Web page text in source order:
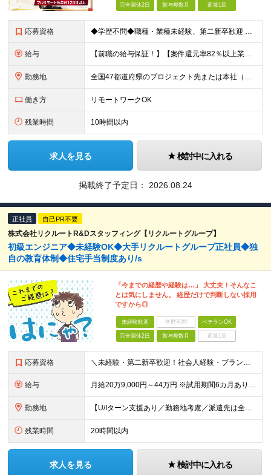
完全週休2日 賞与複数月 面接1回
応募資格 ◆学歴不問◆職種・業種未経験、第二新卒歓迎 【具体的には】 1ヶ月でも実務経験があれば尚◎ ※豊富な経験者は特に給与面で大きな優遇有 ＜経験浅めの方でも歓迎＞ ★以下「◎」いずれかに該当される
給与 【前職の給与保証！】【案件還元率82％以上業界最高水準！】【転職者の100%が収入UPを実現！】 ＼スキルに見合った収入を望む方は、ぜひ！／ 【経験1年未満の方】 月給23万円～35万円 ※月給には
勤務地 全国47都道府県のプロジェクト先または本社（新宿区） ◎勤務地は希望を考慮。転勤はありません。 ◎フルリモート(完全在宅勤務）多数あります。 ◎転職時にお引越しをご検討の際には引越し費用または住宅手
働き方 リモートワークOK
残業時間 10時間以内
求人を見る 検討中に入れる
掲載終了予定日： 2026.08.24
正社員 自己PR不要
株式会社リクルートR&Dスタッフィング【リクルートグループ】
初級エンジニア◆未経験OK◆大手リクルートグループ正社員◆独
自の教育体制◆住宅手当制度あり/s
「今までの経歴や経験は…」 大丈夫！そんなこ
とは気にしません。 経歴だけで判断しない採用
ですから◎
未経験歓迎 学歴不問 ベテランOK
完全週休2日 賞与複数月 面接1回
応募資格 ＼未経験・第二新卒歓迎！社会人経験・ブランクなども不問／ ◇ 高卒以上 ・将来性がありそうだと思ったから ・正社員としてしっかり稼ぎたい ・手に職つけたくて など志望理由は何でもOK！ 仕事は1から
給与 月給20万9,000円～44万円 ※試用期間6カ月あり（期間中の待遇に変更なし） ※経験・能力・前給を考慮の上、決定いたします ※時間外手当100％支給 ※派遣就業先が変更となる場合には、就業規則、
勤務地 【U/Iターン支援あり／勤務地考慮／派遣先は全国36都府県】 引越補助、社員寮、住宅手当制度あり。U/Iターンも歓迎です！ ■東北エリア／青森・岩手・宮城・秋田・山形・福島 ■関東エリア／東京・埼玉
残業時間 20時間以内
求人を見る 検討中に入れる